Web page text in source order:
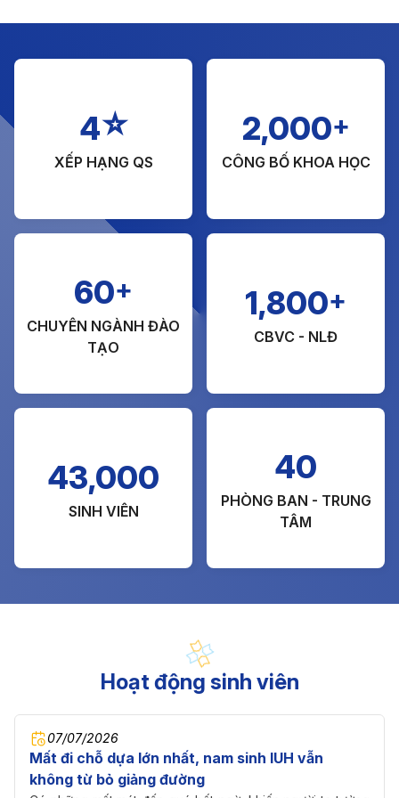
4☆
XẾP HẠNG QS
2,000+
CÔNG BỐ KHOA HỌC
60+
CHUYÊN NGÀNH ĐÀO
TẠO
1,800+
CBVC - NLĐ
43,000
SINH VIÊN
40
PHÒNG BAN - TRUNG
TÂM
Hoạt động sinh viên
07/07/2026
Mất đi chỗ dựa lớn nhất, nam sinh IUH vẫn
không từ bỏ giảng đường